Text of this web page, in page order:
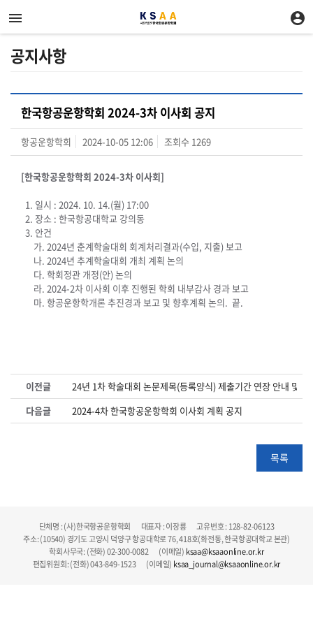
공지사항
한국항공운항학회 2024-3차 이사회 공지
항공운항학회 2024-10-05 12:06 조회수 1269
[한국항공운항학회 2024-3차 이사회]
1. 일시 : 2024. 10. 14.(월) 17:00
2. 장소 : 한국항공대학교 강의동
3. 안건
가. 2024년 춘계학술대회 회계처리결과(수입, 지출) 보고
나. 2024년 추계학술대회 개최 계획 논의
다. 학회정관 개정(안) 논의
라. 2024-2차 이사회 이후 진행된 학회 내부감사 경과 보고
마. 항공운항학개론 추진경과 보고 및 향후계획 논의. 끝.
이전글
24년 1차 학술대회 논문제목(등록양식) 제출기간 연장 안내 및
다음글
2024-4차 한국항공운항학회 이사회 계획 공지
목록
단체명 : (사)한국항공운항학회 대표자 : 이장룡 고유번호 : 128-82-06123
주소: (10540) 경기도 고양시 덕양구 항공대학로 76, 418호(화전동, 한국항공대학교 본관)
학회사무국: (전화) 02-300-0082 (이메일) ksaa@ksaaonline.or.kr
편집위원회: (전화) 043-849-1523 (이메일) ksaa_journal@ksaaonline.or.kr